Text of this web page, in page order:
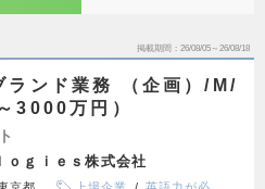
掲載期間 26/08/05～26/08/18
ランド業務 （企画）/M/
3000万円）
ｇｉｅｓ株式会社